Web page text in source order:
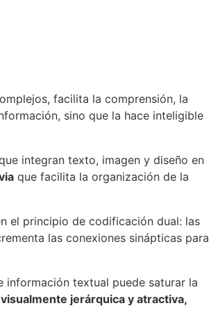
facilita la comprensión, la
sino que la hace inteligible
integran texto, imagen y diseño en
que facilita la organización de la
el principio de codificación dual: las
las conexiones sinápticas para
información textual puede saturar la
jerárquica y atractiva,